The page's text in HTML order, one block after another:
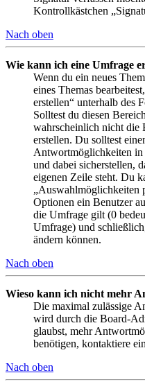
Kontrollkästchen
Nach oben
Wie kann ich eine Umfrage
Wenn du ein neues
eines Themas
erstellen“ unterhalb des
Solltest du diesen
wahrscheinlich nicht die
erstellen. Du solltest
Antwortmöglichkeiten in
und dabei sicherstellen,
eigenen Zeile steht. Du
„Auswahlmöglichkeiten
Optionen ein Benutzer
die Umfrage gilt (0
Umfrage) und
ändern können.
Nach oben
Wieso kann ich nicht mehr
Die maximal zulässige
wird durch die Board-
glaubst, mehr
benötigen, kontaktiere
Nach oben